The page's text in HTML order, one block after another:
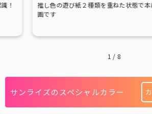
！
推し色の遊び紙２種類を重ねた状態で
画です
1 / 8
サンライズのスペシャルカラー